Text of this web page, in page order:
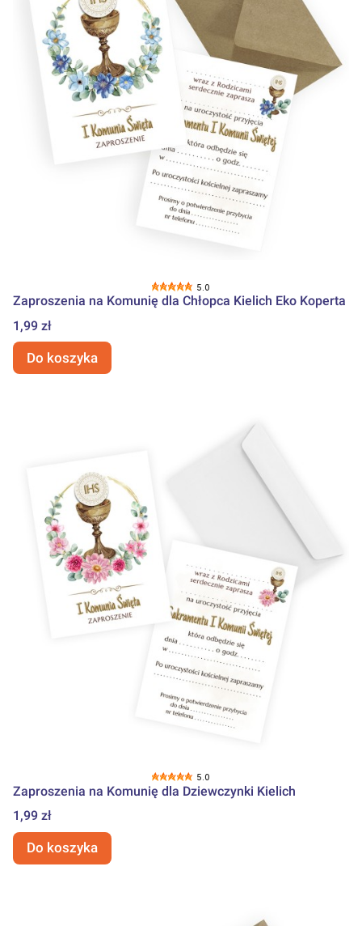
5.0
Zaproszenia na Komunię dla Chłopca Kielich Eko Koperta
Cena
1,99 zł
Do koszyka
5.0
Zaproszenia na Komunię dla Dziewczynki Kielich
Cena
1,99 zł
Do koszyka